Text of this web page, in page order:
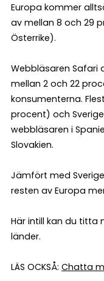
Europa kommer
av mellan 8 och 29
Österrike).
Webbläsaren Safari
mellan 2 och 22
konsumenterna.
procent) och
webbläsaren i
Slovakien.
Jämfört med
resten av Europa
Här intill kan du titta
länder.
LÄS OCKSÅ: Chatta